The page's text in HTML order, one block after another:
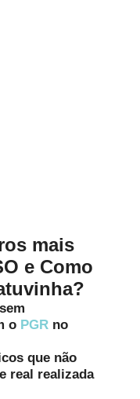
mais
e Como
o PGR no
que não
real realizada